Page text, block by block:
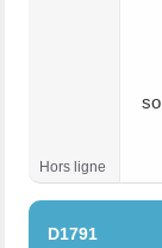
Hors ligne
D1791